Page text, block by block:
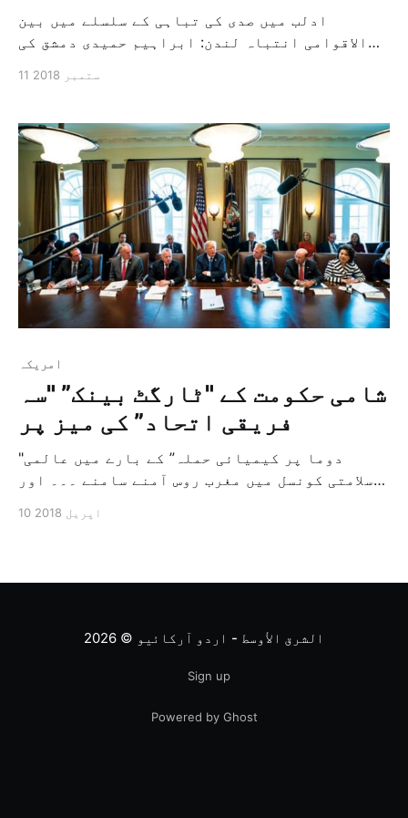
ادلب میں صدی کی تباہی کے سلسلے میں بین
الاقوامی انتباہ لندن: ابراہیم حمیدی دمشق کی
اردگرد کے علاقوں پر ہونے والی شدید بمباری نے
کردیا ہے ، ایک ایسے وقت میں جسمیں ایک بین […]
11 ستمبر 2018
امريكہ
شامی حکومت کے "ٹارگٹ بینک” "سہ
فریقی اتحاد” کی میز پر
"دوما پر کیمیائی حملہ” کے بارے میں عالمی
سلامتی کونسل میں مغرب روس آمنے سامنے ۔۔۔ اور
قدسی – نیویارک: علی بردی امریکی صدر ڈونالڈ
10 اپریل 2018
الشرق الأوسط - اردو آرکائیو © 2026
Sign up
Powered by Ghost